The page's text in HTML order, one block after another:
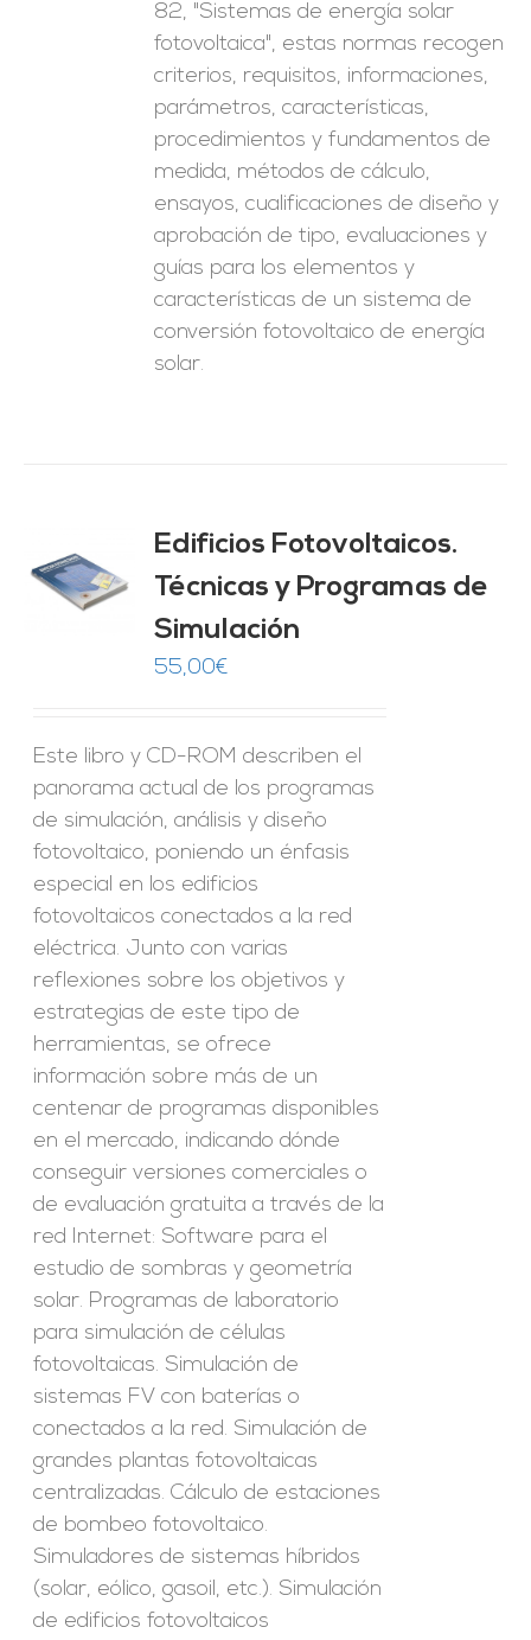
82, "Sistemas de energía solar
fotovoltaica", estas normas recogen
criterios, requisitos, informaciones,
parámetros, características,
procedimientos y fundamentos de
medida, métodos de cálculo,
ensayos, cualificaciones de diseño y
aprobación de tipo, evaluaciones y
guías para los elementos y
características de un sistema de
conversión fotovoltaico de energía
solar.
Edificios Fotovoltaicos.
Técnicas y Programas de
Simulación
55,00€
Este libro y CD-ROM describen el
panorama actual de los programas
de simulación, análisis y diseño
fotovoltaico, poniendo un énfasis
especial en los edificios
fotovoltaicos conectados a la red
eléctrica. Junto con varias
reflexiones sobre los objetivos y
estrategias de este tipo de
herramientas, se ofrece
información sobre más de un
centenar de programas disponibles
en el mercado, indicando dónde
conseguir versiones comerciales o
de evaluación gratuita a través de la
red Internet: Software para el
estudio de sombras y geometría
solar. Programas de laboratorio
para simulación de células
fotovoltaicas. Simulación de
sistemas FV con baterías o
conectados a la red. Simulación de
grandes plantas fotovoltaicas
centralizadas. Cálculo de estaciones
de bombeo fotovoltaico.
Simuladores de sistemas híbridos
(solar, eólico, gasoil, etc.). Simulación
de edificios fotovoltaicos